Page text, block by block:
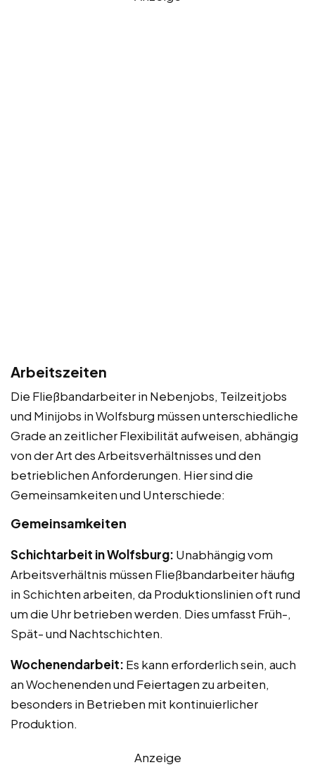
Arbeitszeiten
Die Fließbandarbeiter in Nebenjobs, Teilzeitjobs
und Minijobs in Wolfsburg müssen unterschiedliche
Grade an zeitlicher Flexibilität aufweisen, abhängig
von der Art des Arbeitsverhältnisses und den
betrieblichen Anforderungen. Hier sind die
Gemeinsamkeiten und Unterschiede:
Gemeinsamkeiten
Schichtarbeit in Wolfsburg: Unabhängig vom
Arbeitsverhältnis müssen Fließbandarbeiter häufig
in Schichten arbeiten, da Produktionslinien oft rund
um die Uhr betrieben werden. Dies umfasst Früh-,
Spät- und Nachtschichten.
Wochenendarbeit: Es kann erforderlich sein, auch
an Wochenenden und Feiertagen zu arbeiten,
besonders in Betrieben mit kontinuierlicher
Produktion.
Anzeige